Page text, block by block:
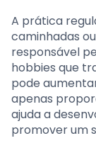
A prática
caminhadas
responsável
hobbies que
pode
apenas
ajuda a
promover um